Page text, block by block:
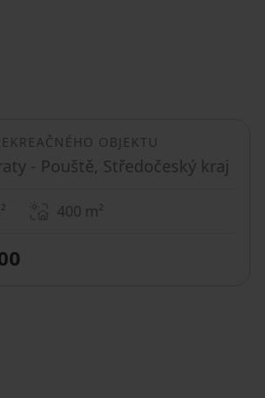
OBJEKTU
- Pouště, Středočeský kraj
400 m²